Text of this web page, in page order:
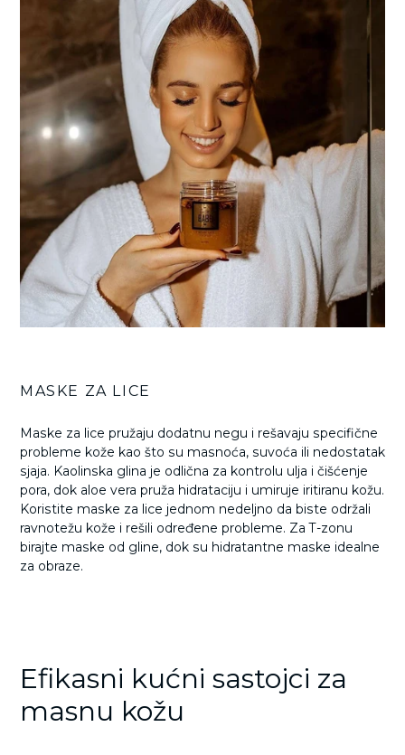
MASKE ZA LICE
Maske za lice pružaju dodatnu negu i rešavaju specifične
probleme kože kao što su masnoća, suvoća ili nedostatak
sjaja. Kaolinska glina je odlična za kontrolu ulja i čišćenje
pora, dok aloe vera pruža hidrataciju i umiruje iritiranu kožu.
Koristite maske za lice jednom nedeljno da biste održali
ravnotežu kože i rešili određene probleme. Za T-zonu
birajte maske od gline, dok su hidratantne maske idealne
za obraze.
Efikasni kućni sastojci za
masnu kožu